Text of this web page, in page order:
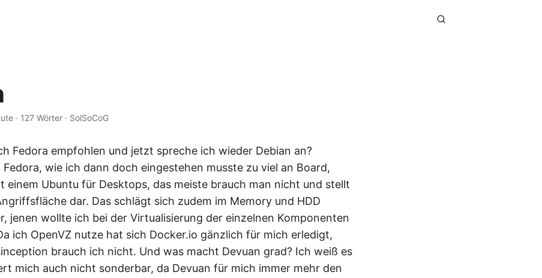
· 127 Wörter · SolSoCoG
Fedora empfohlen und jetzt spreche ich wieder Debian an?
wie ich dann doch eingestehen musste zu viel an Board,
einem Ubuntu für Desktops, das meiste brauch man nicht und stellt
dar. Das schlägt sich zudem im Memory und HDD
jenen wollte ich bei der Virtualisierung der einzelnen Komponenten
ich OpenVZ nutze hat sich Docker.io gänzlich für mich erledigt,
brauch ich nicht. Und was macht Devuan grad? Ich weiß es
mich auch nicht sonderbar, da Devuan für mich immer mehr den